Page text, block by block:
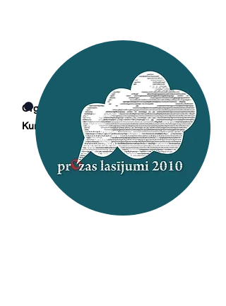
Organizē: Latvijas Literatūras centrs
Kurators: Marika Papēde
Uzzināt vairāk